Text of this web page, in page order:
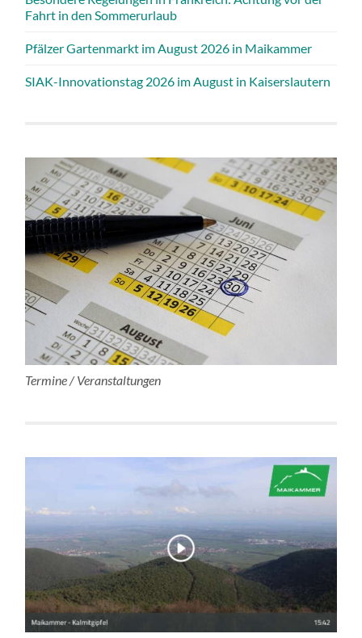
Fahrt in den Sommerurlaub
Pfälzer Gartenmarkt im August 2026 in Maikammer
SIAK-Innovationstag 2026 im August in Kaiserslautern
Termine / Veranstaltungen